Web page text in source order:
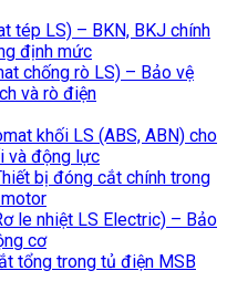
tép LS) – BKN, BKJ chính
định mức
chống rò LS) – Bảo vệ
và rò điện
khối LS (ABS, ABN) cho
và động lực
bị đóng cắt chính trong
le nhiệt LS Electric) – Bảo
cơ
tổng trong tủ điện MSB